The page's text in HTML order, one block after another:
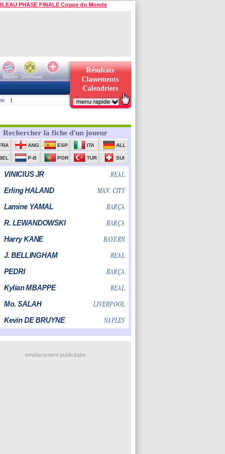
PHASE FINALE Coupe du Monde
Bayern
Dortmund
Résultats
Classements
Calendriers
|
emplacement publicitaire